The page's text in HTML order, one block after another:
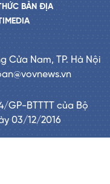
BẢN ĐỊA
Cửa Nam, TP. Hà Nội
GP-BTTTT của Bộ
03/12/2016